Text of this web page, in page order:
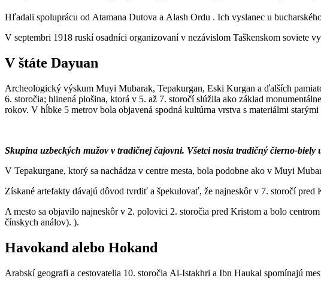
Hľadali spoluprácu od Atamana Dutova a Alash Ordu . Ich vyslanec u
V septembri 1918 ruskí osadníci organizovaní v nezávislom Taškenskom soviete
V štáte Dayuan
Archeologický výskum Muyi Mubarak, Tepakurgan, Eski Kurgan a ďalších
6. storočia; hlinená plošina, ktorá v 5. až 7. storočí slúžila ako základ
rokov. V hĺbke 5 metrov bola objavená spodná kultúrna vrstva s materiálmi
Skupina uzbeckých mužov v tradičnej čajovni. Všetci nosia tradičný čierno-biely
V Tepakurgane, ktorý sa nachádza v centre mesta, bola podobne ako v Muyi
Získané artefakty dávajú dôvod tvrdiť a špekulovať, že najneskôr v 7. storočí
A mesto sa objavilo najneskôr v 2. polovici 2. storočia pred Kristom a bolo
čínskych análov). ).
Havokand alebo Hokand
Arabskí geografi a cestovatelia 10. storočia Al-Istakhri a Ibn Haukal spomínajú